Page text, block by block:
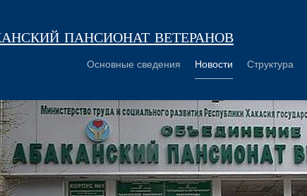
пансионат ветеранов
Основные сведения Новости Структура